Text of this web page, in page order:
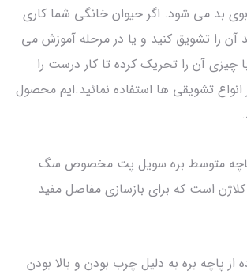
بد می شود. اگر حیوان خانگی شما کاری
آن را تشویق کنید و یا در مرحله آموزش می
چیزی آن را تحریک کرده تا کار درست را
انواع تشویقی ها استفاده نمائید.ایم محصول
متوسط بره سویل پت مخصوص سگ
است که برای بازسازی مفاصل مفید
از پاچه بره به دلیل چرب بودن و بالا بودن